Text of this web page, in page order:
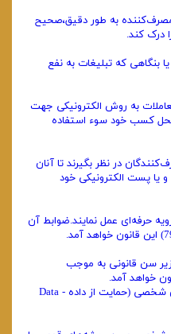
مصرف‌کننده به طور دقیق،صحیح
درک کند.
بنگاهی که تبلیغات به نفع
به روش الکترونیکی جهت
کسب خود سوء استفاده
در نظر بگیرند تا آنان
یا پست الکترونیکی خود
حرفه‌ای عمل نمایند.ضوابط آن
زیر سن قانونی به موجب
❯ فصل سوم - حمایت از «‌داده پیام»‌های شخصی (‌حمایت از داده - Data